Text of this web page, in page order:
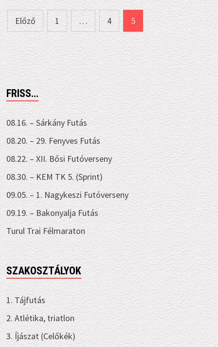
2005
Bejegyzések
lapozása
Előző 1 … 4 5
FRISS…
08.16. – Sárkány Futás
08.20. – 29. Fenyves Futás
08.22. – XII. Bősi Futóverseny
08.30. – KEM TK 5. (Sprint)
09.05. – 1. Nagykeszi Futóverseny
09.19. – Bakonyalja Futás
Turul Trai Félmaraton
SZAKOSZTÁLYOK
1. Tájfutás
2. Atlétika, triatlon
3. Íjászat (Celőkék)